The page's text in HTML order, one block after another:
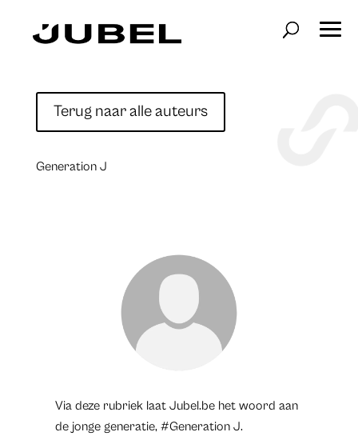
Terug naar alle auteurs
Generation J
Via deze rubriek laat Jubel.be het woord aan
de jonge generatie, #Generation J.